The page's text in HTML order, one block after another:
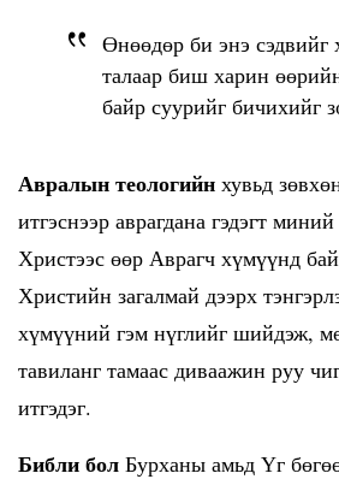
Өнөөдөр би энэ сэдвийг
талаар биш харин
байр суурийг бичихийг
Авралын теологийн хувьд
итгэснээр аврагдана гэдэгт
Христээс өөр Аврагч хүмүүнд
Христийн загалмай дээрх
хүмүүний гэм нүглийг шийдэж,
тавиланг тамаас диваажин руу
итгэдэг.
Библи бол Бурханы амьд Үг